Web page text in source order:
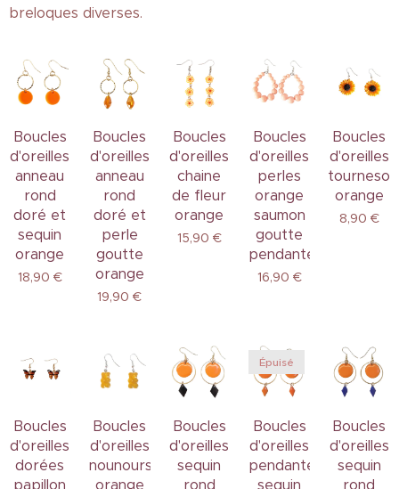
breloques diverses.
Boucles
d'oreilles
anneau
rond
doré et
sequin
orange
18,90 €
Boucles
d'oreilles
anneau
rond
doré et
perle
goutte
orange
19,90 €
Boucles
d'oreilles
chaine
de fleur
orange
15,90 €
Boucles
d'oreilles
perles
orange
saumon
goutte
pendante
16,90 €
Boucles
d'oreilles
tournesol
orange
8,90 €
Boucles
d'oreilles
dorées
papillon
Boucles
d'oreilles
nounours
orange
Boucles
d'oreilles
sequin
rond
Boucles
d'oreilles
pendantes
sequin
Épuisé
Boucles
d'oreilles
sequin
rond